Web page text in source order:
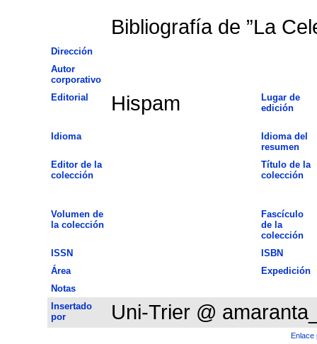
Bibliografía de ”La
Dirección
Autor
corporativo
Editorial
Hispam
Lugar de
edición
Idioma
Idioma del
resumen
Editor de la
colección
Título de la
colección
Volumen de
la colección
Fascículo
de la
colección
ISSN
ISBN
Área
Expedición
Notas
Insertado
por
Uni-Trier @
Enlace